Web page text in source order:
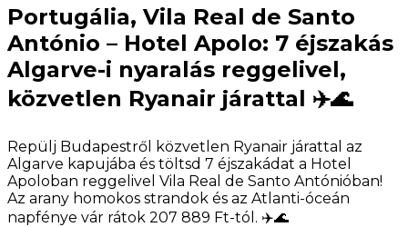
Portugália, Vila Real de Santo
António – Hotel Apolo: 7 éjszakás
Algarve-i nyaralás reggelivel,
közvetlen Ryanair járattal ✈️🌊
Repülj Budapestről közvetlen Ryanair járattal az
Algarve kapujába és töltsd 7 éjszakádat a Hotel
Apoloban reggelivel Vila Real de Santo Antónióban!
Az arany homokos strandok és az Atlanti-óceán
napfénye vár rátok 207 889 Ft-tól. ✈️🌊